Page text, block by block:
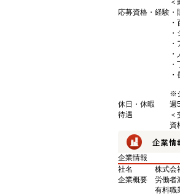
＜
応募資格・経験
※
休日・休暇
週
待遇
＜
資
企業情報
社名
株式会
企業概要
労働者
有料職